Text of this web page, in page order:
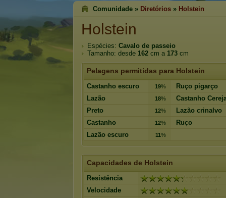
Comunidade » Diretórios » Holstein
Holstein
Espécies: Cavalo de passeio
Tamanho: desde 162 cm a 173 cm
Pelagens permitidas para Holstein
Castanho escuro 19%
Ruço pigarço
Lazão
18%
Castanho
Preto
12%
Lazão crinalvo
Castanho
12%
Ruço
Lazão escuro
11%
Capacidades de Holstein
Resistência
Velocidade